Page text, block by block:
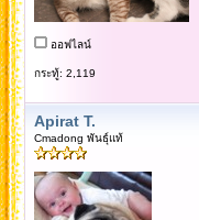
ออฟไลน์
กระทู้: 2,119
Apirat T.
Cmadong พันธุ์แท้